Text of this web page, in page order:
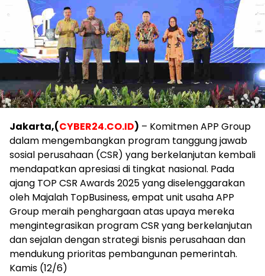
Jakarta,(CYBER24.CO.ID) – Komitmen APP Group
dalam mengembangkan program tanggung jawab
sosial perusahaan (CSR) yang berkelanjutan kembali
mendapatkan apresiasi di tingkat nasional. Pada
ajang TOP CSR Awards 2025 yang diselenggarakan
oleh Majalah TopBusiness, empat unit usaha APP
Group meraih penghargaan atas upaya mereka
mengintegrasikan program CSR yang berkelanjutan
dan sejalan dengan strategi bisnis perusahaan dan
mendukung prioritas pembangunan pemerintah.
Kamis (12/6)